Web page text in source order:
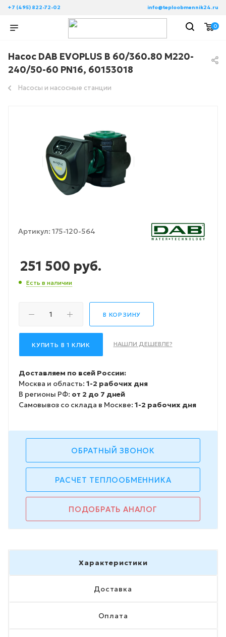
+7 (495) 822-72-02 info@teploobmennik24.ru
0
Насос DAB EVOPLUS B 60/360.80 M220-
240/50-60 PN16, 60153018
Насосы и насосные станции
Артикул: 175-120-564
251 500 руб.
Есть в наличии
В КОРЗИНУ
КУПИТЬ В 1 КЛИК НАШЛИ ДЕШЕВЛЕ?
Доставляем по всей России:
Москва и область: 1-2 рабочих дня
В регионы РФ: от 2 до 7 дней
Самовывоз со склада в Москве: 1-2 рабочих дня
ОБРАТНЫЙ ЗВОНОК
РАСЧЕТ ТЕПЛООБМЕННИКА
ПОДОБРАТЬ АНАЛОГ
Характеристики
Доставка
Оплата